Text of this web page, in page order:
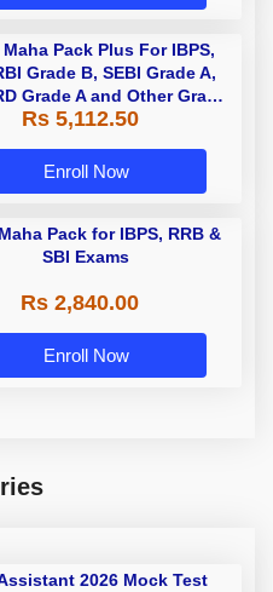
Pack Plus For IBPS,
Grade B, SEBI Grade A,
Grade A and Other Grade
& Grade B Bank Exams
Rs 5,112.50
Enroll Now
Pack for IBPS, RRB &
SBI Exams
Rs 2,840.00
Enroll Now
2026 Mock Test